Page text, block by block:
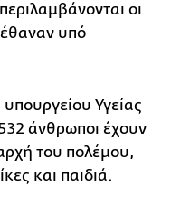
οι
υπό
Υγείας
άνθρωποι έχουν
του πολέμου,
και παιδιά.